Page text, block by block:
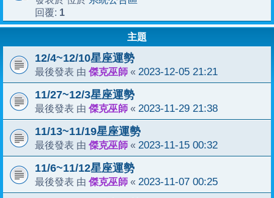
回覆: 1
主題
12/4~12/10星座運勢
最後發表 由 傑克巫師 « 2023-12-05 21:21
11/27~12/3星座運勢
最後發表 由 傑克巫師 « 2023-11-29 21:38
11/13~11/19星座運勢
最後發表 由 傑克巫師 « 2023-11-15 00:32
11/6~11/12星座運勢
最後發表 由 傑克巫師 « 2023-11-07 00:25